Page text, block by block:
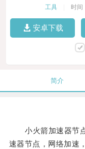
工具 时间
安卓下载
简介
小火箭加速器节点
速器节点，网络加速